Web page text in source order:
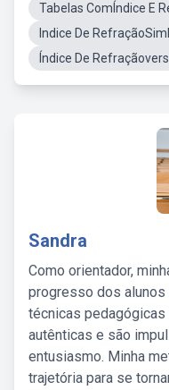
Tabelas ComÍndice E
Indice De
Índice De
Sandra
Como orientador,
progresso dos alunos
técnicas
autênticas e são
entusiasmo. Minha
trajetória para se